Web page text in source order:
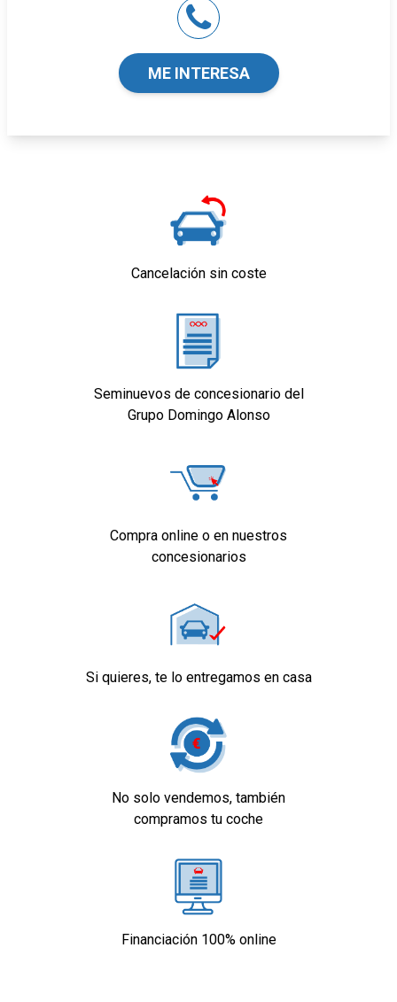
ME INTERESA
Cancelación sin coste
Seminuevos de concesionario del
Grupo Domingo Alonso
Compra online o en nuestros
concesionarios
Si quieres, te lo entregamos en casa
No solo vendemos, también
compramos tu coche
Financiación 100% online